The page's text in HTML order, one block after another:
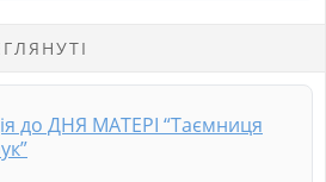
до ДНЯ МАТЕРІ “Таємниця